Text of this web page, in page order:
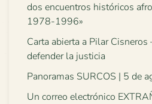
dos encuentros históricos
1978-1996»
Carta abierta a Pilar
defender la justicia
Panoramas SURCOS | 5 de
Un correo electrónico